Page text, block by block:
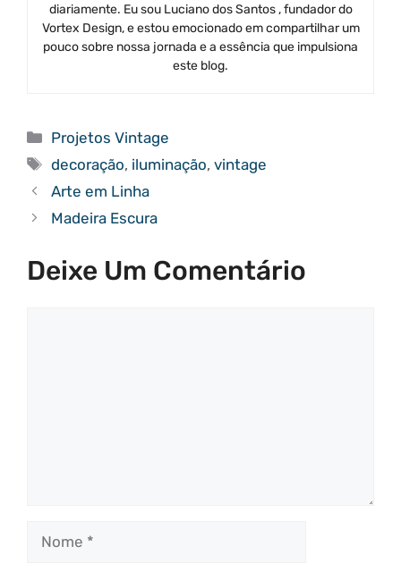
diariamente. Eu sou Luciano dos Santos , fundador do
Vortex Design, e estou emocionado em compartilhar um
pouco sobre nossa jornada e a essência que impulsiona
este blog.
Categorias
Projetos Vintage
Tags
decoração, iluminação,vintage
Arte em Linha
Madeira Escura
Deixe Um Comentário